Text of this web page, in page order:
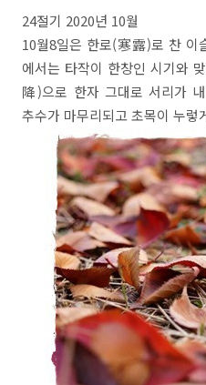
24절기 2020년 10월
10월8일은 한로(寒露)로 찬 이
에서는 타작이 한창인 시기와
降)으로 한자 그대로 서리가
추수가 마무리되고 초목이 누렇